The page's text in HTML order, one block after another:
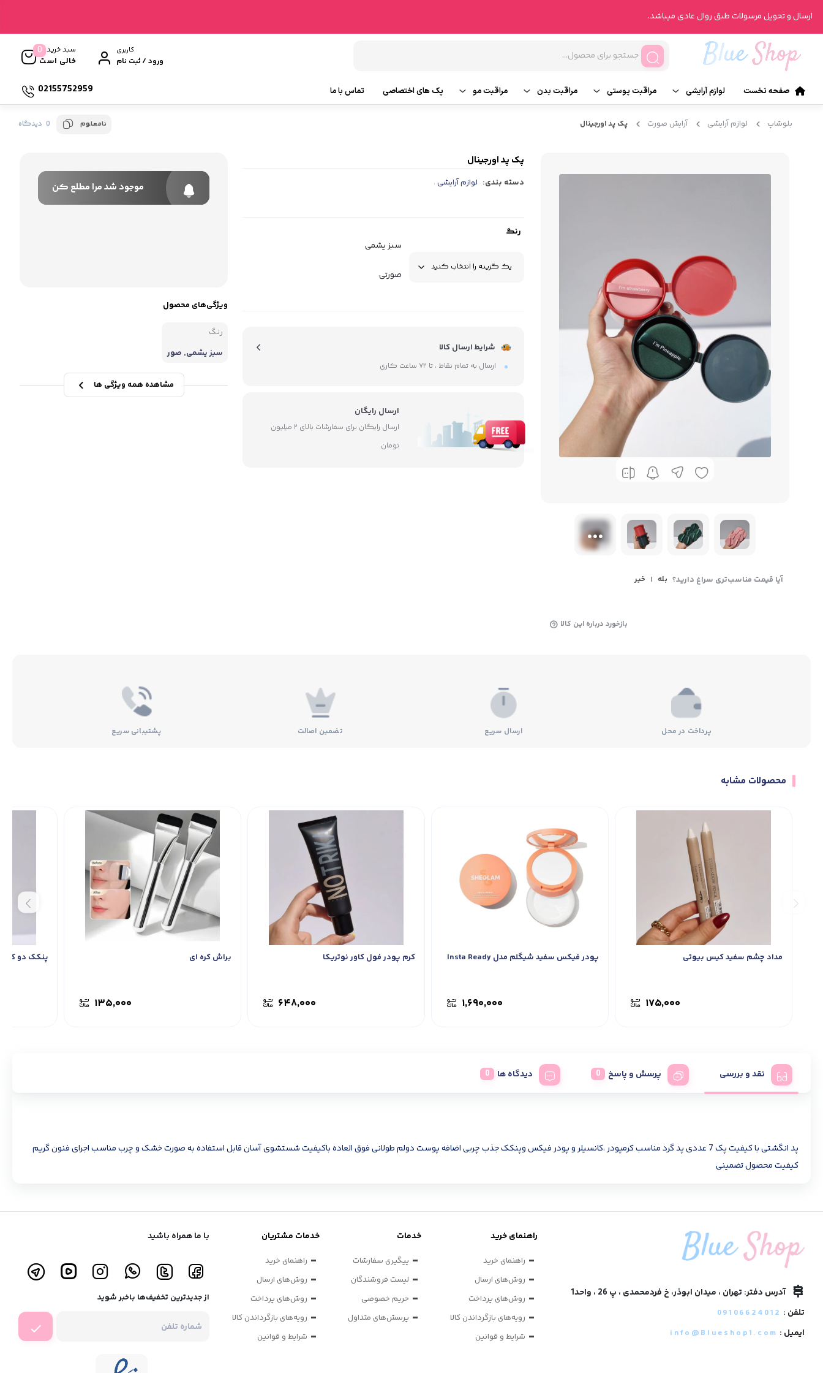
ارسال و تحویل مرسولات طبق روال عادی میباشد.
کاربری
ورود / ثبت نام
سبد خرید
خالی است
0
صفحه نخست لوازم آرایشی
آرایش صورت
مراقبت پوستی
تونر
مراقبت بدن مراقبت مو
ماسک مو
روغن و سرم مو
پک های اختصاصی تماس با ما 02155752959
بلوشاپ لوازم آرایشی آرایش صورت پک پد اورجینال نامعلوم 0 دیدگاه
آیا قیمت مناسب‌تری سراغ دارید؟ بله | خیر
بازخورد درباره این کالا
پک پد اورجینال
دسته بندی: لوازم آرایشی ،
رنگ
سبز یشمی
صورتی
شرایط ارسال کالا
ارسال به تمام نقاط ، تا ۷۲ ساعت کاری
ارسال رایگان
ارسال رایگان برای سفارشات بالای ۲ میلیون
تومان
موجود شد مرا مطلع کن
ویژگی‌های محصول
رنگ
سبز یشمی, صور
مشاهده همه ویژگی ها
پرداخت در محل ارسال سریع تضمین اصالت پشتیبانی سریع
محصولات مشابه
مداد چشم سفید کیس بیوتی
۱۷۵,۰۰۰
پودر فیکس سفید شیگلم مدل Insta Ready
۱,۶۹۰,۰۰۰
کرم پودر فول کاور نوتریکا
۶۴۸,۰۰۰
براش کره ای
۱۳۵,۰۰۰
پنکک دو کاره
نقد و بررسی پرسش و پاسخ دیدگاه ها
پد انگشتی با کیفیت پک 7 عددی پد گرد مناسب کرمپودر ،کانسیلر و پودر فیکس وپنکک جذب چربی اضافه پوست دولم طولانی فوق العاده باکیفیت شستشوی آسان قابل استفاده به صورت خشک و چرب مناسب اجرای فنون گریم
کیفیت محصول تضمینی
آدرس دفتر: تهران ، میدان ابوذر، خ فردمحمدی ، پ 26 ، واحد1
تلفن : 09106624012
ایمیل : info@Blueshop1.com
راهنمای خرید
راهنمای خرید
روش‌های ارسال
روش‌های پرداخت
رویه‌های بازگرداندن کالا
شرایط و قوانین
خدمات
پیگیری سفارشات
لیست فروشندگان
حریم خصوصی
پرسش‌های متداول
خدمات مشتریان
راهنمای خرید
روش‌های ارسال
روش‌های پرداخت
رویه‌های بازگرداندن کالا
شرایط و قوانین
با ما همراه باشید
از جدیدترین تخفیف‌ها باخبر شوید